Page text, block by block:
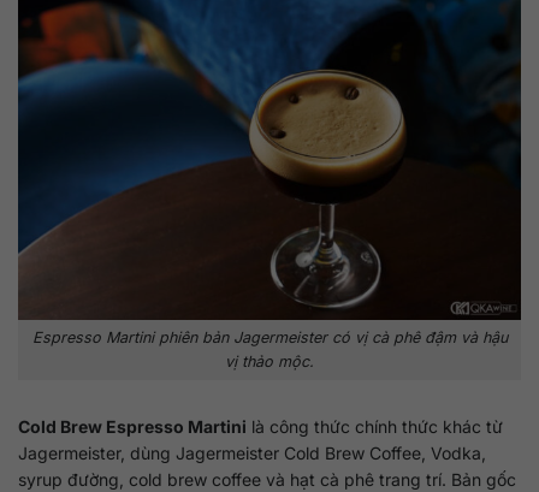
Espresso Martini phiên bản Jagermeister có vị cà phê đậm và hậu
vị thảo mộc.
Cold Brew Espresso Martini là công thức chính thức khác từ
Jagermeister, dùng Jagermeister Cold Brew Coffee, Vodka,
syrup đường, cold brew coffee và hạt cà phê trang trí. Bản gốc